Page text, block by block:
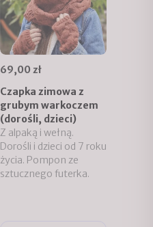
69,00 zł
Czapka zimowa z
grubym warkoczem
(dorośli, dzieci)
Z alpaką i wełną.
Dorośli i dzieci od 7 roku
życia. Pompon ze
sztucznego futerka.